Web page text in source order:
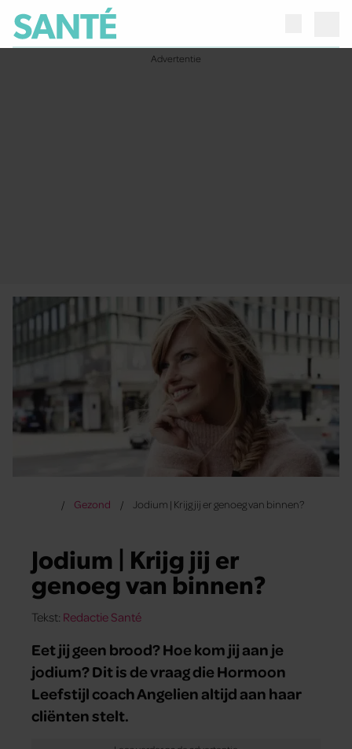
Gezond Jodium | Krijg jij er genoeg van binnen?
Jodium | Krijg jij er
genoeg van binnen?
Tekst: Redactie Santé
Eet jij geen brood? Hoe kom jij aan je
jodium? Dit is de vraag die Hormoon
Leefstijl coach Angelien altijd aan haar
cliënten stelt.